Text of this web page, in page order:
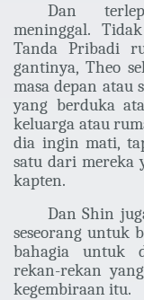
Dan
meninggal.
Tanda Pribadi
gantinya, Theo
masa depan atau
yang berduka
keluarga atau
dia ingin mati,
satu dari mereka
kapten.
Dan Shin
seseorang untuk
bahagia untuk
rekan-rekan
kegembiraan itu.